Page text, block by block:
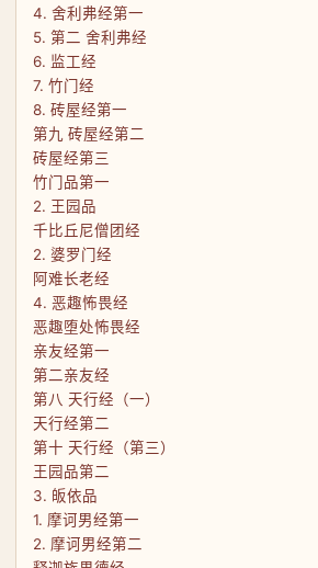
4. 舍利弗经第一
5. 第二 舍利弗经
6. 监工经
7. 竹门经
8. 砖屋经第一
第九 砖屋经第二
砖屋经第三
竹门品第一
2. 王园品
千比丘尼僧团经
2. 婆罗门经
阿难长老经
4. 恶趣怖畏经
恶趣堕处怖畏经
亲友经第一
第二亲友经
第八 天行经（一）
天行经第二
第十 天行经（第三）
王园品第二
3. 皈依品
1. 摩诃男经第一
2. 摩诃男经第二